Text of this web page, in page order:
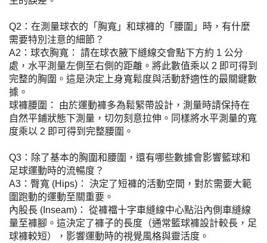
Q2：在測量球衣的「胸寬」和球褲的「腰圍」時，有什麼
需要特別注意的細節？
A2：球衣胸寬： 請在球衣腋下縫線交會點下方約 1 公分
處，水平測量左側至右側的距離。將此數值乘以 2 即可得到
完整的胸圍。這是決定上身寬鬆度與活動舒適性的最關鍵數
據。
球褲腰圍： 由於運動褲多為鬆緊帶設計，測量時請保持在
自然平鋪狀態下測量，切勿刻意拉伸。同樣將水平測量的寬
度乘以 2 即可得到完整腰圍。
Q3：除了基本的胸圍和腰圍，還有哪些數據會影響籃球和
足球運動時的流暢度？
A3：臀寬 (Hips)： 決定了短褲的活動空間，對於需要大範
圍跑動的運動至關重要。
內股長 (Inseam)： 從褲襠十字車縫線中心點沿內側車縫線
量至褲腳。這決定了褲子的長度（通常籃球褲設計較長，足
球褲較短），影響運動時的視覺風格與靈活度。